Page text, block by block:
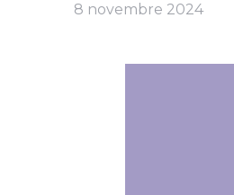
8 novembre 2024